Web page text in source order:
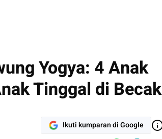
Yogya: 4 Anak
Tinggal di Becak
Ikuti kumparan di Google